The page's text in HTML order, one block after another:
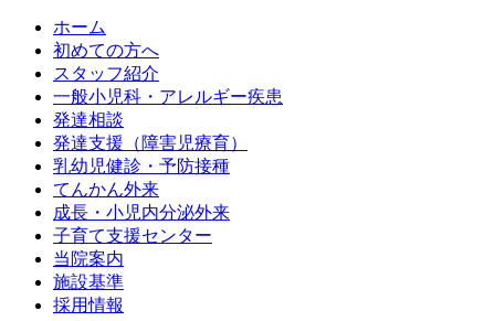
ホーム
初めての方へ
スタッフ紹介
一般小児科・アレルギー疾患
発達相談
発達支援（障害児療育）
乳幼児健診・予防接種
てんかん外来
成長・小児内分泌外来
子育て支援センター
当院案内
施設基準
採用情報